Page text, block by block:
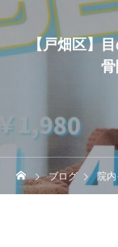
【戸畑区】
骨
ブログ 院内